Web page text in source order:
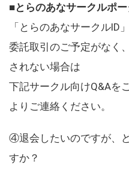
■とらのあなサークルポ
「とらのあなサークルID
委託取引のご予定がなく
されない場合は
下記サークル向けQ&Aを
よりご連絡ください。
④退会したいのですが、
すか？